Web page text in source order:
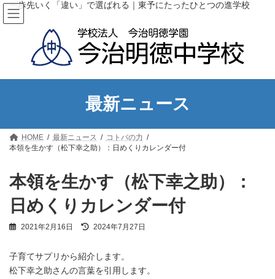
コ
ン
テ
キ
ナ
ビ
ゲ
に
一歩先いく「違い」で選ばれる｜東予にたったひとつの進学校
最新ニュース
HOME 最新ニュース
コトバの力
本領を生かす（松下幸之助）：日めくりカレンダー付
本領を生かす（松下幸之助）：
日めくりカレンダー付
2021年2月16日
最
新
日
2024年7月27日
子育てサプリから紹介します。
松下幸之助さんの言葉を引用します。